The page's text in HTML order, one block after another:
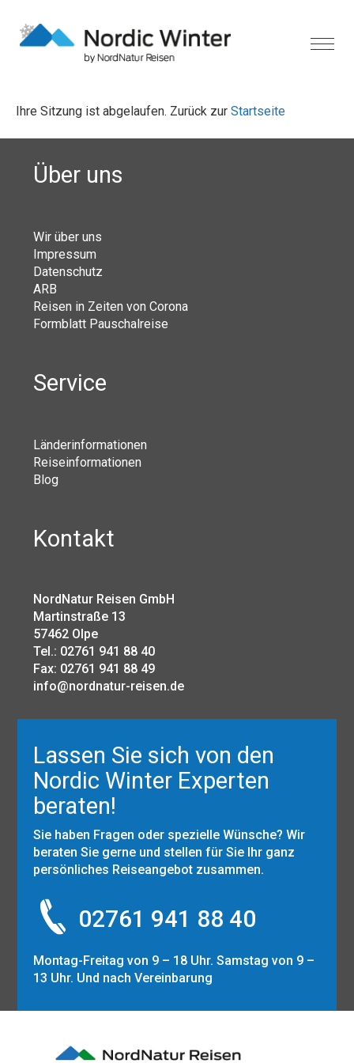
Ihre Sitzung ist abgelaufen. Zurück zur Startseite
Über uns
Wir über uns
Impressum
Datenschutz
ARB
Reisen in Zeiten von Corona
Formblatt Pauschalreise
Service
Länderinformationen
Reiseinformationen
Blog
Kontakt
NordNatur Reisen GmbH
Martinstraße 13
57462 Olpe
Tel.: 02761 941 88 40
Fax: 02761 941 88 49
info@nordnatur-reisen.de
Lassen Sie sich von den
Nordic Winter Experten
beraten!
Sie haben Fragen oder spezielle Wünsche? Wir
beraten Sie gerne und stellen für Sie Ihr ganz
persönliches Reiseangebot zusammen.
02761 941 88 40
Montag-Freitag von 9 – 18 Uhr. Samstag von 9 –
13 Uhr. Und nach Vereinbarung